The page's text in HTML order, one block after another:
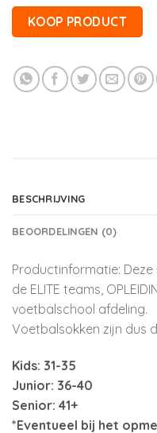
KOOP PRODUCT
BESCHRIJVING
BEOORDELINGEN (0)
Productinformatie:
de ELITE teams,
voetbalschool afdeling.
Voetbalsokken zijn dus
Kids: 31-35
Junior: 36-40
Senior: 41+
*Eventueel bij het